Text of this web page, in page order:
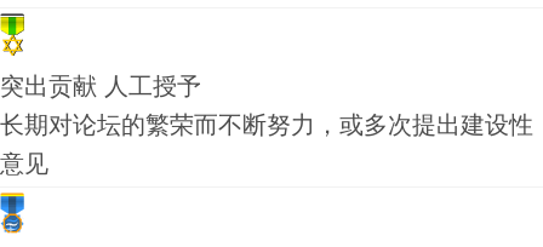
突出贡献 人工授予
长期对论坛的繁荣而不断努力，或多次提出建设性
意见